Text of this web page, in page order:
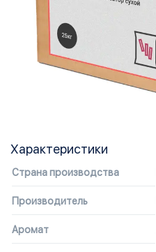
Характеристики
Страна производства
Производитель
Аромат